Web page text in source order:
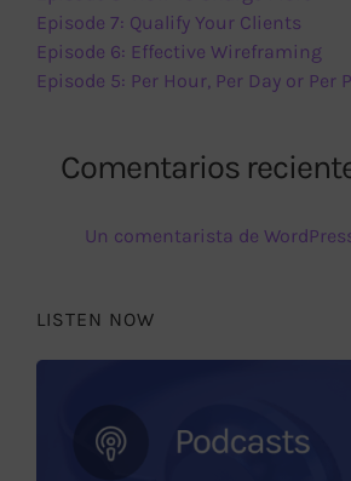
Episode 7: Qualify Your Clients
Episode 6: Effective Wireframing
Episode 5: Per Hour, Per Day or Per
Comentarios
Un comentarista de
LISTEN NOW